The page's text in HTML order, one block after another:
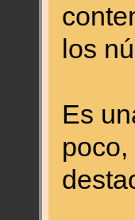
los
Es